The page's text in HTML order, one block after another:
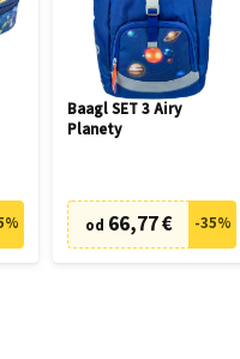
%
Baagl SET 3 Airy
Planety
od 66,77 € -35%